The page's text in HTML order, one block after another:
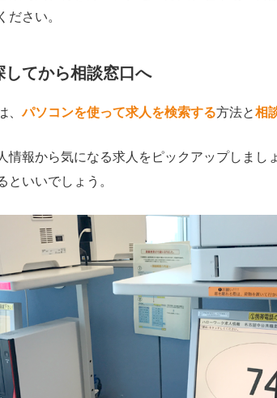
ださい。
てから相談窓口へ
、パソコンを使って求人を検索する方法と相
情報から気になる求人をピックアップしまし
といいでしょう。